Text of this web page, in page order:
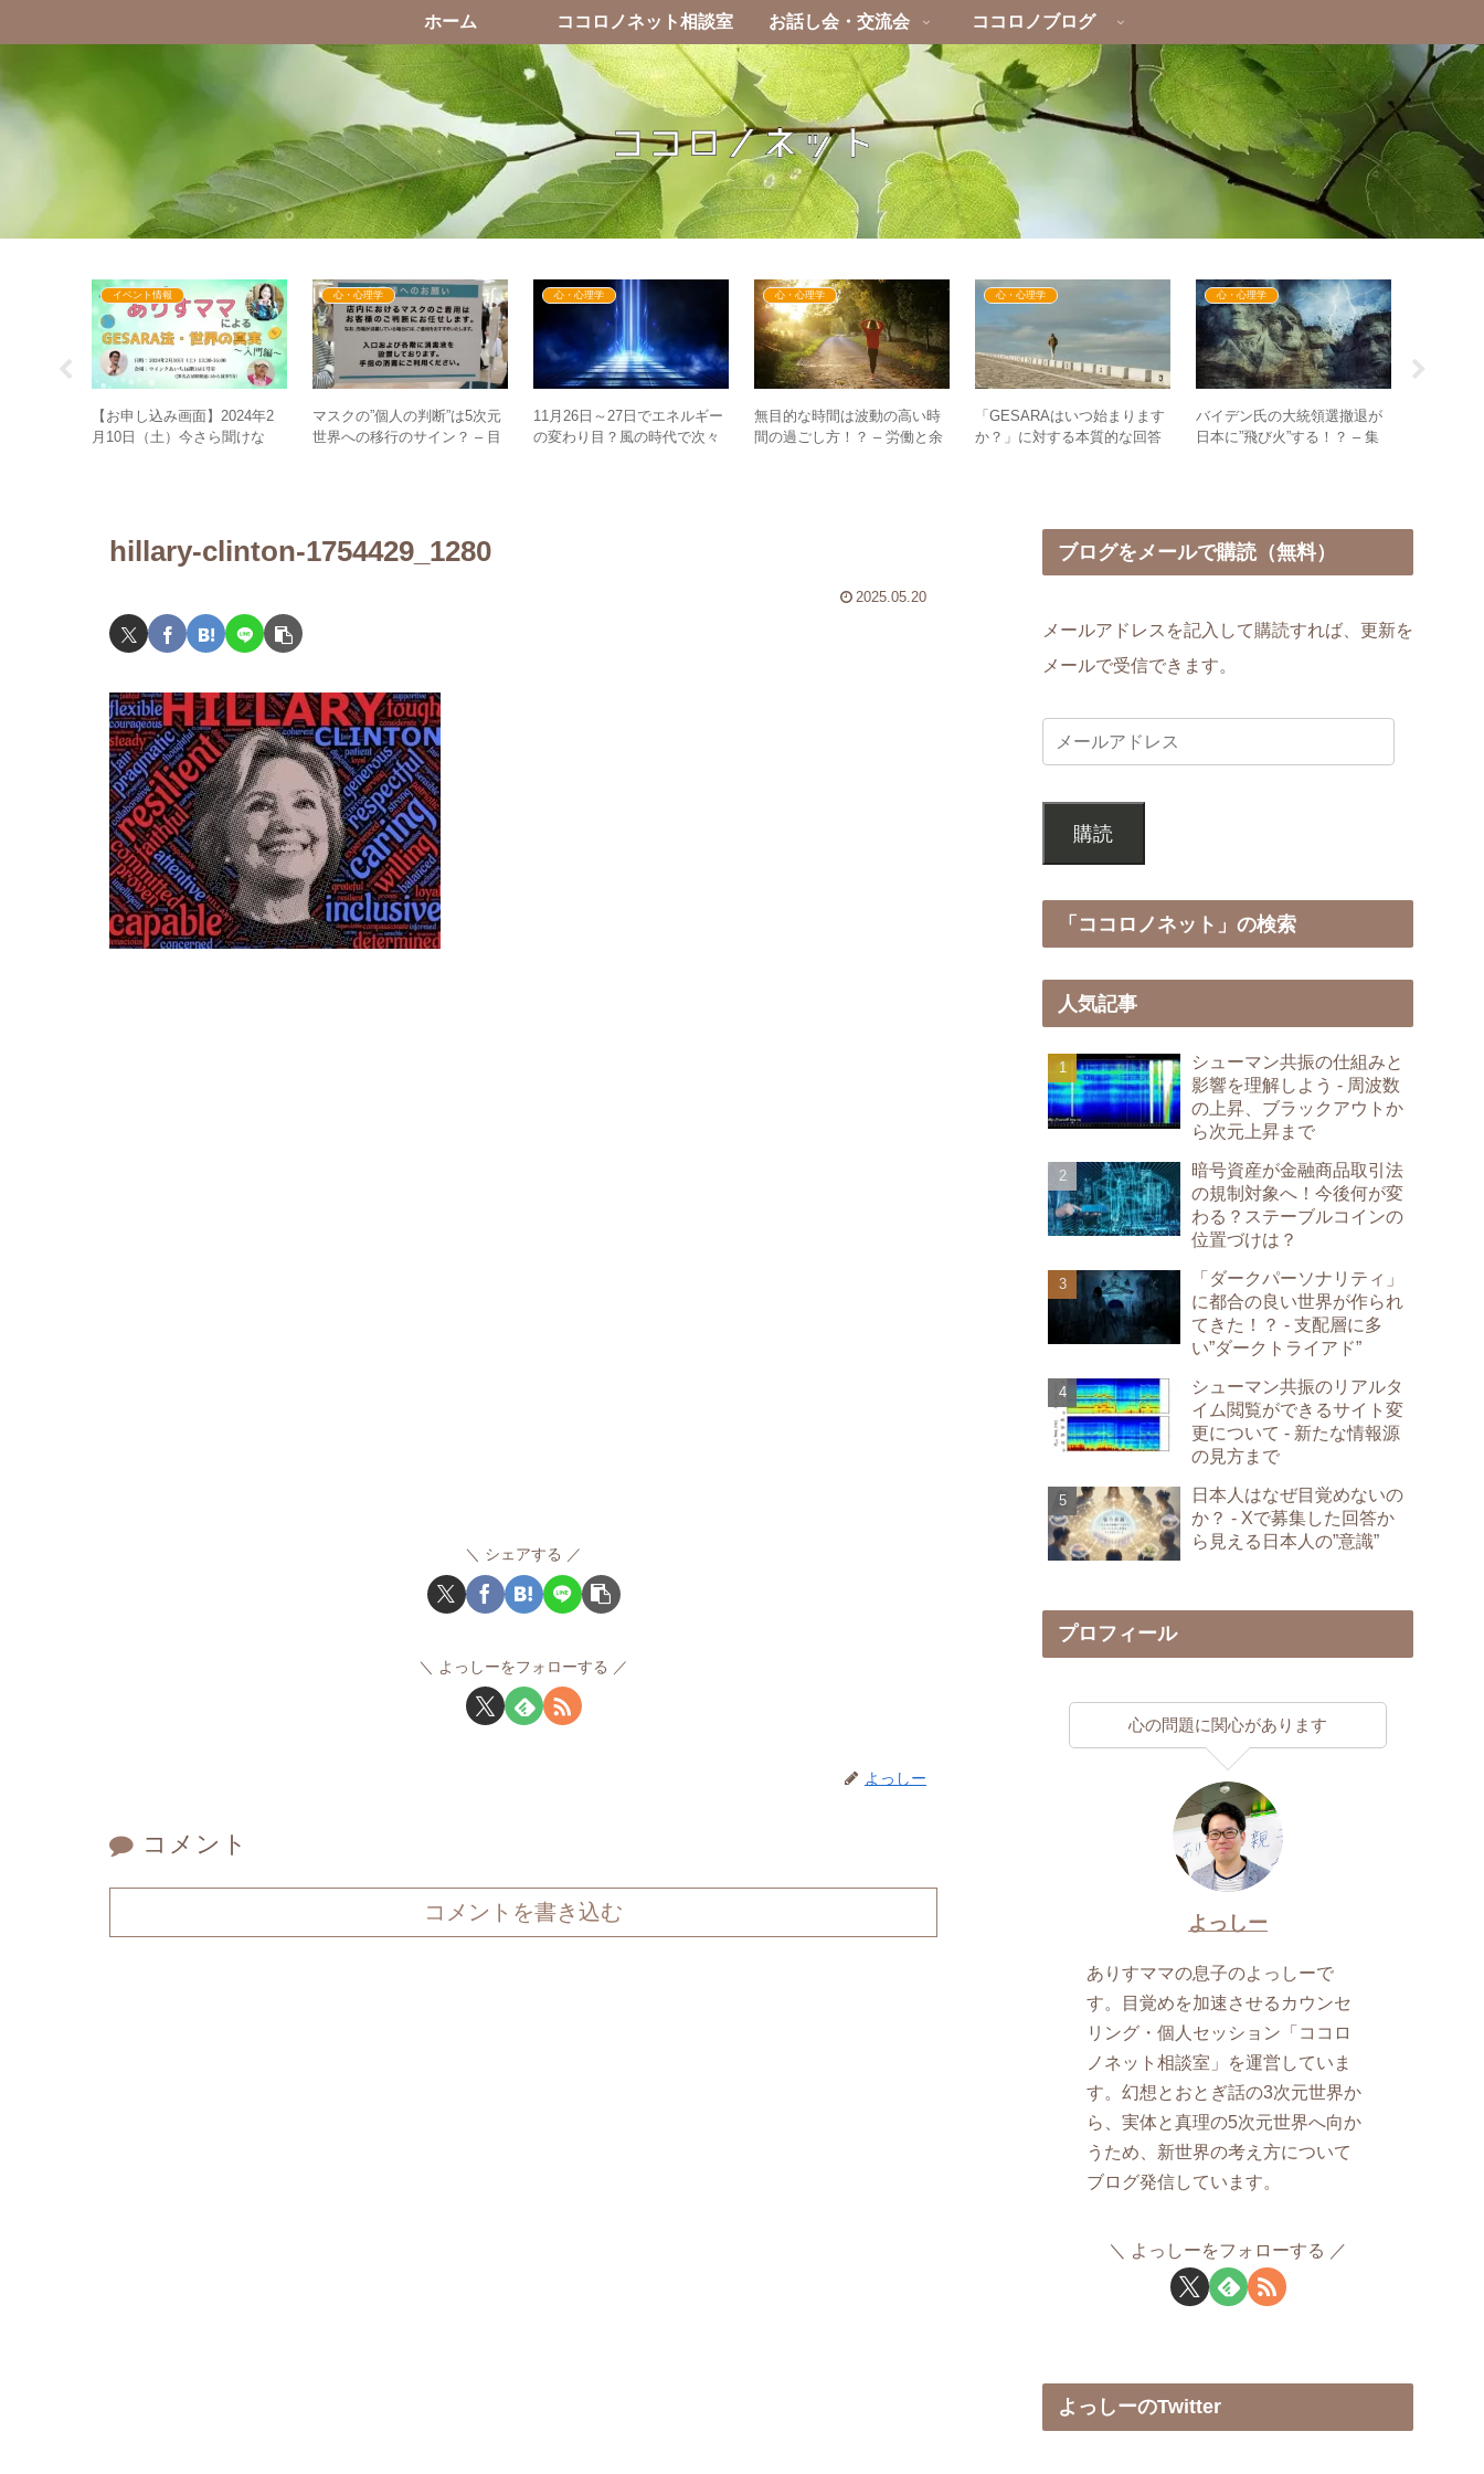
ホーム ココロノネット相談室 お話し会・交流会 ココロノブログ
イベント情報
【お申し込み画面】2024年2
月10日（土）今さら聞けな
心・心理学
マスクの”個人の判断”は5次元
世界への移行のサイン？ – 目
心・心理学
11月26日～27日でエネルギー
の変わり目？風の時代で次々
心・心理学
無目的な時間は波動の高い時
間の過ごし方！？ – 労働と余
心・心理学
「GESARAはいつ始まります
か？」に対する本質的な回答
心・心理学
バイデン氏の大統領選撤退が
日本に”飛び火”する！？ – 集
hillary-clinton-1754429_1280
2025.05.20
シェアする
よっしーをフォローする
よっしー
コメント
コメントを書き込む
ブログをメールで購読（無料）
メールアドレスを記入して購読すれば、更新を
メールで受信できます。
購読
「ココロノネット」の検索
人気記事
シューマン共振の仕組みと
影響を理解しよう - 周波数
の上昇、ブラックアウトか
ら次元上昇まで
暗号資産が金融商品取引法
の規制対象へ！今後何が変
わる？ステーブルコインの
位置づけは？
「ダークパーソナリティ」
に都合の良い世界が作られ
てきた！？ - 支配層に多
い”ダークトライアド”
シューマン共振のリアルタ
イム閲覧ができるサイト変
更について - 新たな情報源
の見方まで
日本人はなぜ目覚めないの
か？ - Xで募集した回答か
ら見える日本人の”意識”
プロフィール
心の問題に関心があります
よっしー
ありすママの息子のよっしーで
す。目覚めを加速させるカウンセ
リング・個人セッション「ココロ
ノネット相談室」を運営していま
す。幻想とおとぎ話の3次元世界か
ら、実体と真理の5次元世界へ向か
うため、新世界の考え方について
ブログ発信しています。
よっしーをフォローする
よっしーのTwitter